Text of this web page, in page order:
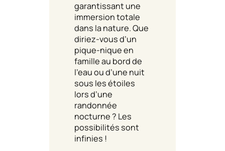
garantissant une
immersion totale
dans la nature. Que
diriez-vous d’un
pique-nique en
famille au bord de
l’eau ou d’une nuit
sous les étoiles
lors d’une
randonnée
nocturne ? Les
possibilités sont
infinies !